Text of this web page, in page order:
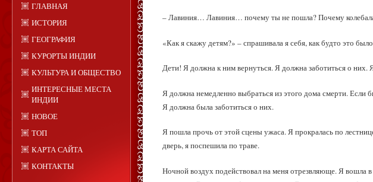
ГЛАВНАЯ
ИСТОРИЯ
ГЕОГРАФИЯ
КУРОРТЫ ИНДИИ
КУЛЬТУРА И ОБЩЕСТВО
ИНТЕРЕСНЫЕ МЕСТА
ИНДИИ
НОВОЕ
ТОП
КАРТА САЙТА
КОНТАКТЫ
– Лавиния… Лавиния… почему ты не пошла? Почему
«Как я скажу детям?» – спрашивала я себя, как будто это
Дети! Я должна к ним вернуться. Я должна заботиться о
Я должна немедленно выбраться из этого дома смерти.
Я должна была заботиться о них.
Я пошла прочь от этой сцены ужаса. Я прокралась по
дверь, я поспешила по траве.
Ночной воздух подействовал на меня отрезвляюще. Я вошла